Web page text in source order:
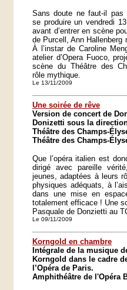
Sans doute ne faut-il pas
se produire un vendredi
avant d’entrer en scène
de Purcell, Ann Hallenberg
À l’instar de Caroline
atelier d’Opera Fuoco,
scène du Théâtre des
rôle mythique.
Le 13/11/2009
Une soirée de rêve
Version de concert de
Donizetti sous la
Théâtre des Champs-
Théâtre des Champs-
Que l’opéra italien est
dirigé avec pareille
jeunes, adaptées à leurs
physiques adéquats, à
dans une mise en
totalement efficace ! Une
Pasquale de Donzietti au
Le 09/11/2009
Korngold en chambre
Intégrale de la musique
Korngold dans le cadre
l’Opéra de Paris.
Amphithéâtre de l'Opéra